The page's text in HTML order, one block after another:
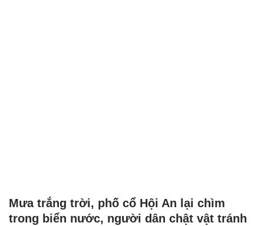
Mưa trắng trời, phố cổ Hội An lại chìm
trong biển nước, người dân chật vật tránh